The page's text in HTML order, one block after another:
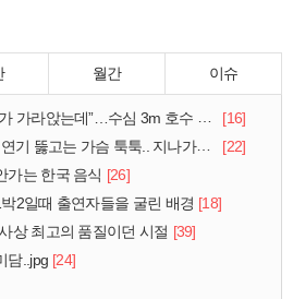
월간 이슈
앉는데”…수심 3m 호수 뛰어든 60대 의인
[16]
고는 가슴 툭툭.. 지나가던 아재의 정체
[22]
가는 한국 음식 [26]
2일때 출연자들을 굴린 배경 [18]
상 최고의 품질이던 시절 [39]
담..jpg [24]